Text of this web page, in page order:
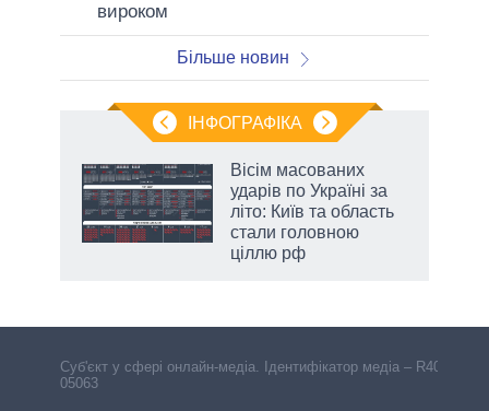
вироком
Більше новин
ІНФОГРАФІКА
Вісім масованих
ударів по Україні за
літо: Київ та область
стали головною
ціллю рф
Cуб'єкт у сфері онлайн-медіа. Ідентифікатор медіа – R40-
05063